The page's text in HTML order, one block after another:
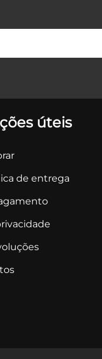
úteis
de entrega